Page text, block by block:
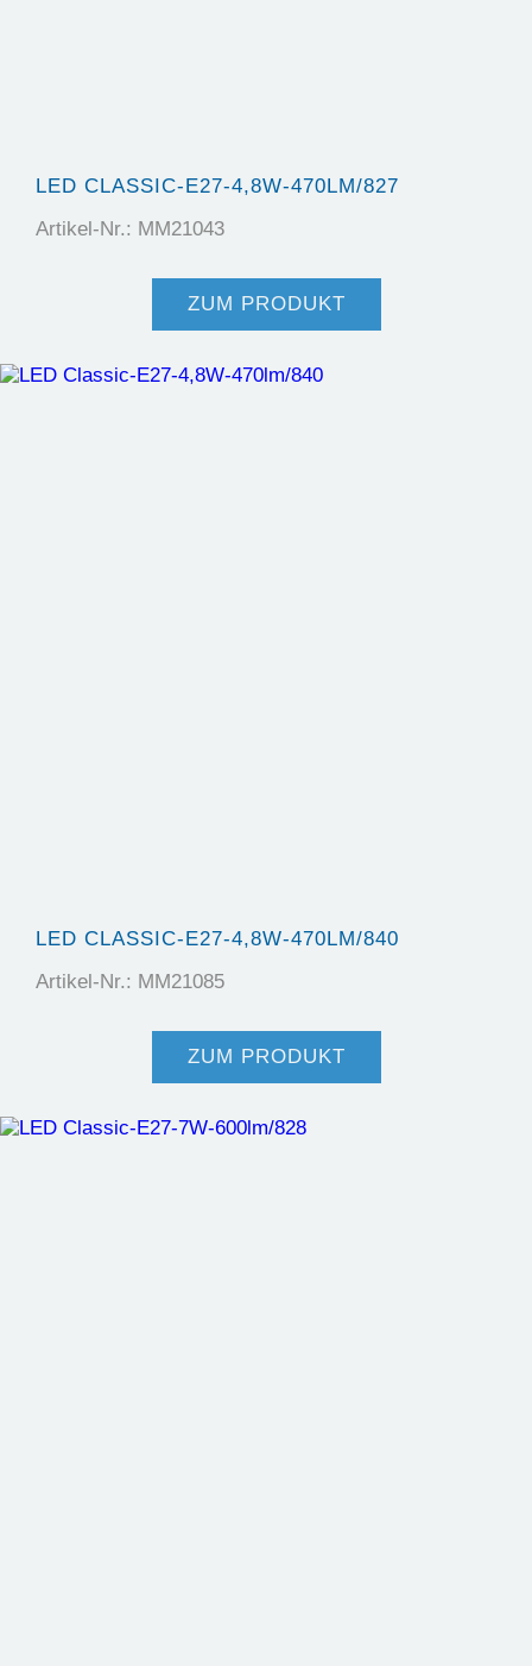
LED CLASSIC-E27-4,8W-470LM/827
Artikel-Nr.: MM21043
ZUM PRODUKT
LED CLASSIC-E27-4,8W-470LM/840
Artikel-Nr.: MM21085
ZUM PRODUKT